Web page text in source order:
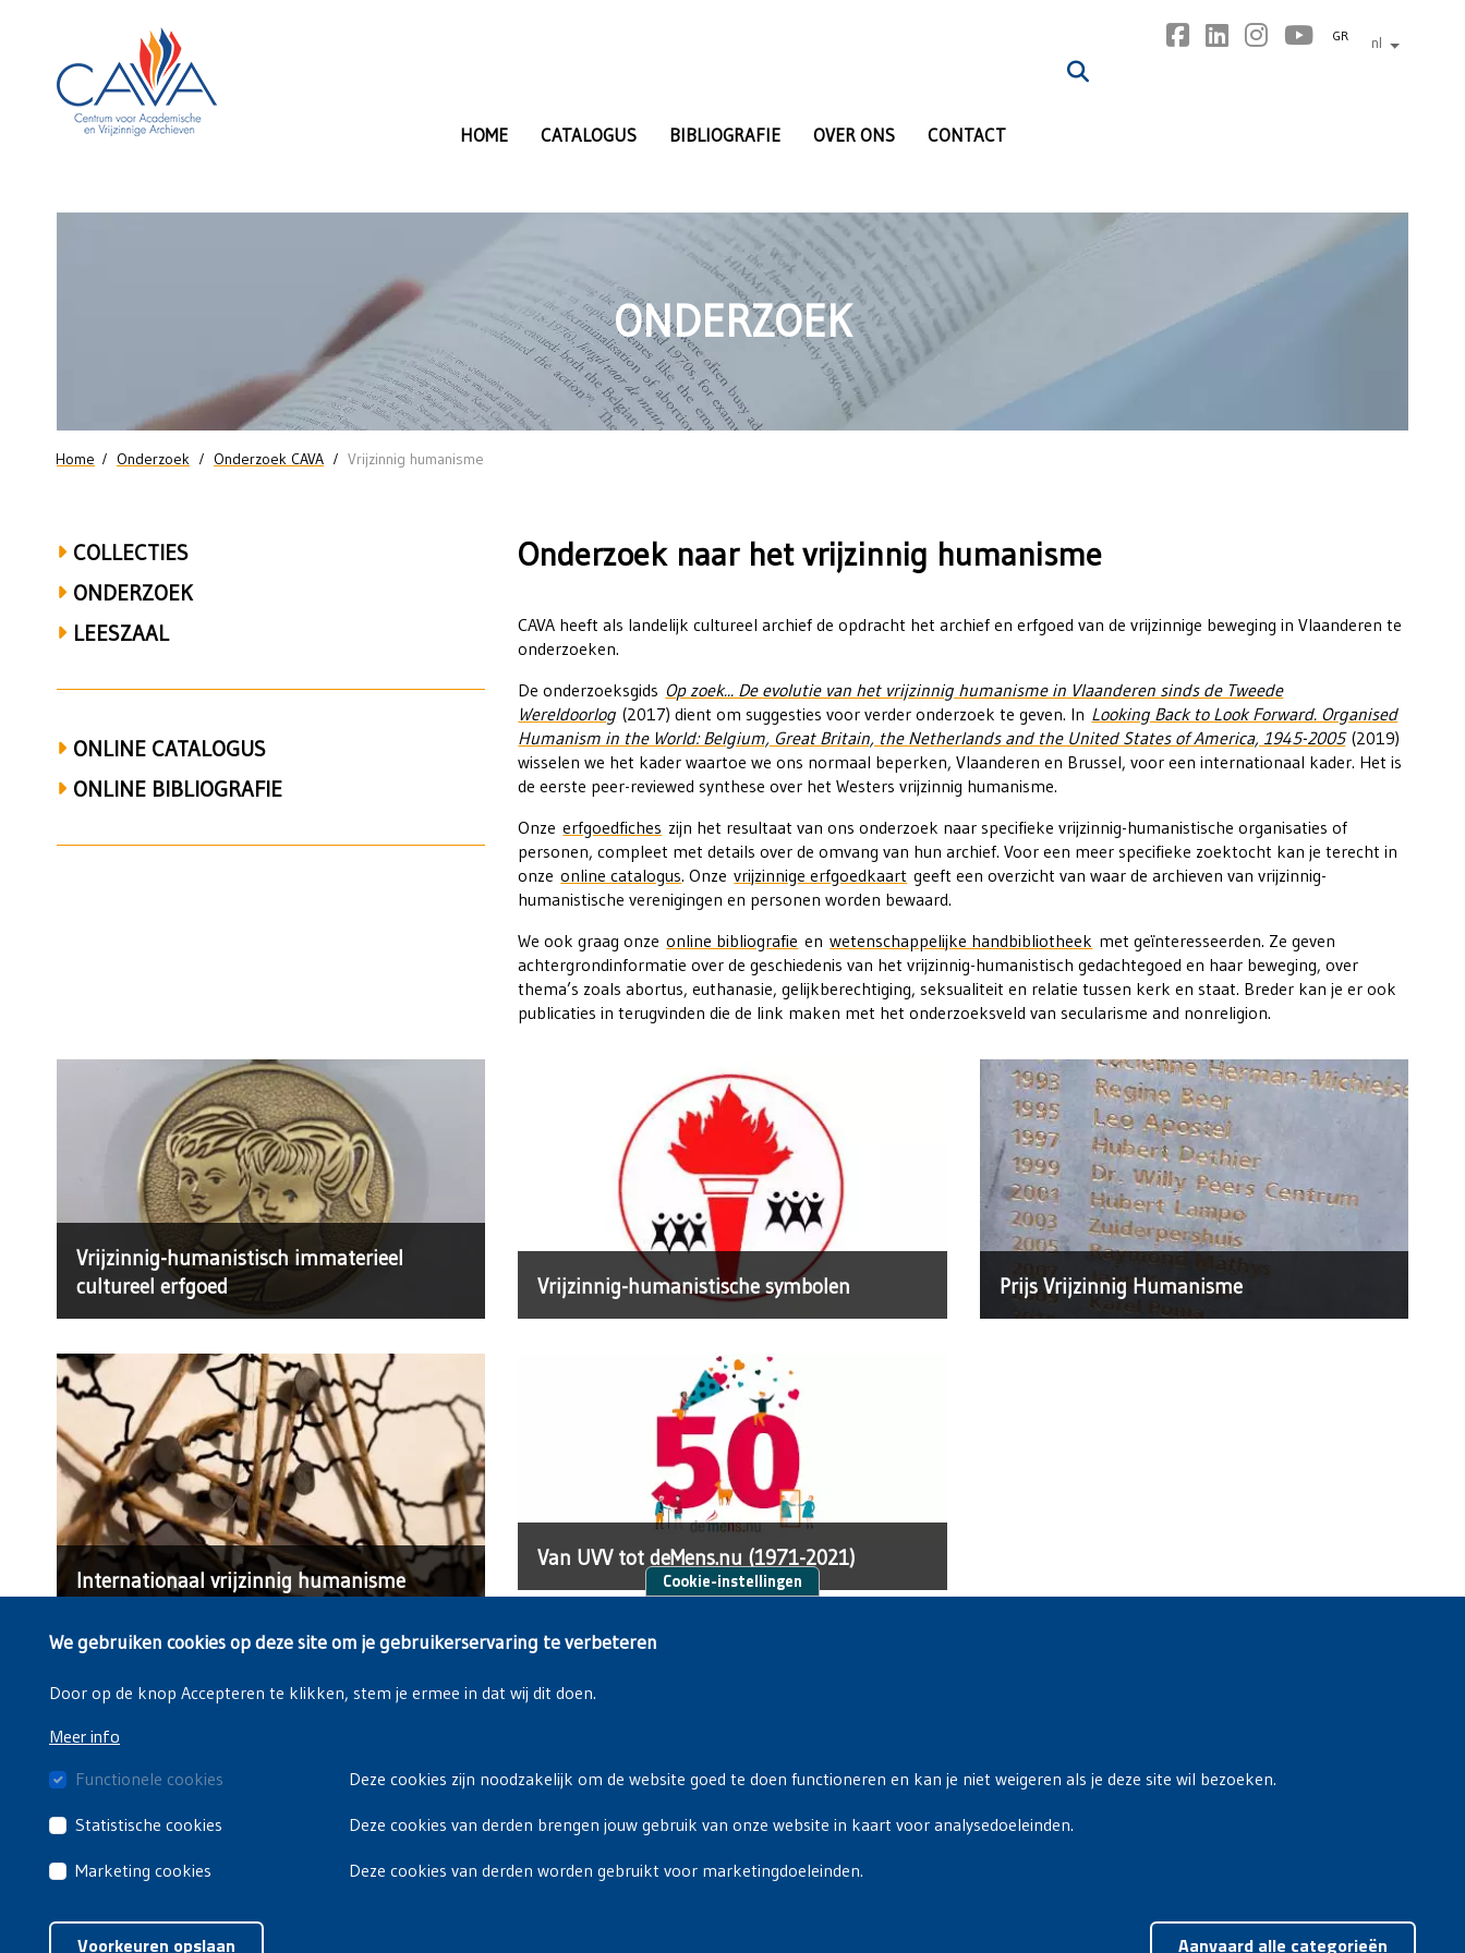
GR nl andere
HOME CATALOGUS BIBLIOGRAFIE OVER ONS CONTACT
humanisme
in
Vlaanderen
Brussel
ONDERZOEK
U bent hier
Home Onderzoek Onderzoek CAVA Vrijzinnig humanisme
COLLECTIES
ONDERZOEK
LEESZAAL
ONLINE CATALOGUS
ONLINE BIBLIOGRAFIE
Onderzoek naar het vrijzinnig humanisme
CAVA heeft als landelijk cultureel archief de opdracht het archief en erfgoed van de vrijzinnige beweging in Vlaanderen te
onderzoeken.
De onderzoeksgids Op zoek... De evolutie van het vrijzinnig humanisme in Vlaanderen sinds de Tweede
Wereldoorlog (2017) dient om suggesties voor verder onderzoek te geven. In Looking Back to Look Forward. Organised
Humanism in the World: Belgium, Great Britain, the Netherlands and the United States of America, 1945-2005(2019)
wisselen we het kader waartoe we ons normaal beperken, Vlaanderen en Brussel, voor een internationaal kader. Het is
de eerste peer-reviewed synthese over het Westers vrijzinnig humanisme.
Onzeerfgoedfiches zijn het resultaat van ons onderzoek naar specifieke vrijzinnig-humanistische organisaties of
personen, compleet met details over de omvang van hun archief. Voor een meer specifieke zoektocht kan je terecht in
onzeonline catalogus. Onzevrijzinnige erfgoedkaart geeft een overzicht van waar de archieven van vrijzinnig-
humanistische verenigingen en personen worden bewaard.
We ook graag onzeonline bibliografie enwetenschappelijke handbibliotheek met geïnteresseerden. Ze geven
achtergrondinformatie over de geschiedenis van het vrijzinnig-humanistisch gedachtegoed en haar beweging, over
thema’s zoals abortus, euthanasie, gelijkberechtiging, seksualiteit en relatie tussen kerk en staat. Breder kan je er ook
publicaties in terugvinden die de link maken met het onderzoeksveld van secularisme and nonreligion.
Vrijzinnig-humanistisch immaterieel
cultureel erfgoed
Vrijzinnig-humanistische symbolen Prijs Vrijzinnig Humanisme
Internationaal vrijzinnig humanisme
Van UVV tot deMens.nu (1971-2021)
Cookie-instellingen
We gebruiken cookies op deze site om je gebruikerservaring te verbeteren
Door op de knop Accepteren te klikken, stem je ermee in dat wij dit doen.
Meer info
Functionele cookies Deze cookies zijn noodzakelijk om de website goed te doen functioneren en kan je niet weigeren als je deze site wil bezoeken.
Statistische cookies Deze cookies van derden brengen jouw gebruik van onze website in kaart voor analysedoeleinden.
Marketing cookies Deze cookies van derden worden gebruikt voor marketingdoeleinden.
Voorkeuren opslaan Aanvaard alle categorieën